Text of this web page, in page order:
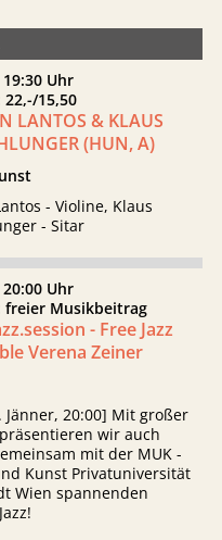
Uhr
15,50
LANTOS & KLAUS
(HUN, A)
- Violine, Klaus
- Sitar
Uhr
Musikbeitrag
- Free Jazz
Verena Zeiner
Jänner, 20:00] Mit großer
wir auch
mit der MUK -
Kunst Privatuniversität
Wien spannenden